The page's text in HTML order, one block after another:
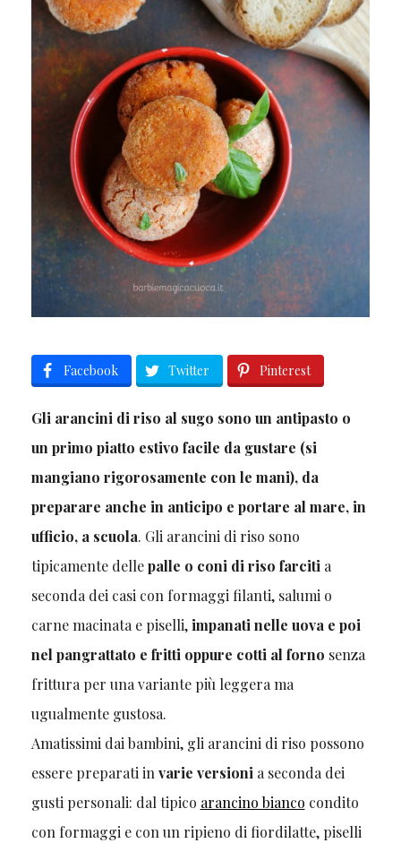
Facebook Twitter Pinterest
Gli arancini di riso al sugo sono un antipasto o
un primo piatto estivo facile da gustare (si
mangiano rigorosamente con le mani), da
preparare anche in anticipo e portare al mare, in
ufficio, a scuola. Gli arancini di riso sono
tipicamente dellepalle o coni di riso farcitia
seconda dei casi con formaggi filanti, salumi o
carne macinata e piselli,impanati nelle uova e poi
nel pangrattato e fritti oppure cotti al forno senza
frittura per una variante più leggera ma
ugualmente gustosa.
Amatissimi dai bambini, gli arancini di riso possono
essere preparati invarie versionia seconda dei
gusti personali: dal tipico arancino bianco condito
con formaggi e con un ripieno di fiordilatte, piselli